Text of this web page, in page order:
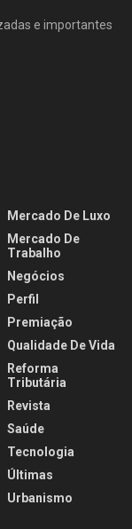
e importantes
Mercado De Luxo
Mercado De
Trabalho
Negócios
Perfil
Premiação
Qualidade De Vida
Reforma
Tributária
Revista
Saúde
Tecnologia
Últimas
Urbanismo